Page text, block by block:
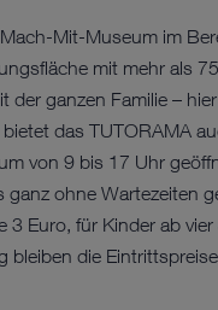
Mit-Museum im
mit mehr als
der ganzen Familie –
das TUTORAMA
von 9 bis 17 Uhr
ganz ohne Wartezeiten
3 Euro, für Kinder ab
bleiben die